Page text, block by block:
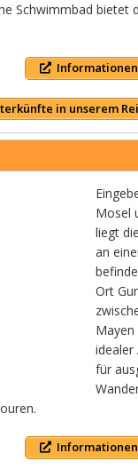
Schwimmbad bietet
in unserem
Mosel
liegt
an
Ort
Mayen
idealer
für